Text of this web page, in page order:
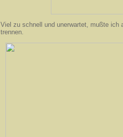
Viel zu schnell und unerwartet, mußte ich
trennen.